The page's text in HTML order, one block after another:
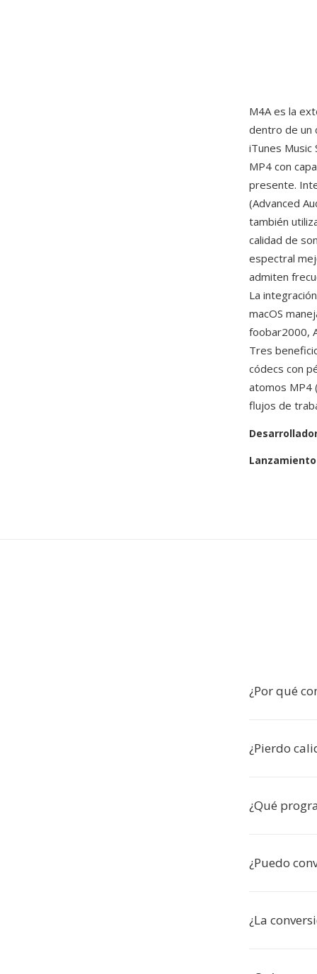
M4A es la
dentro de un
iTunes
MP4 con
presente.
(Advanced
también
calidad de
espectral
admiten
La
macOS
foobar2000,
Tres
códecs con
atomos MP4
flujos de
¿Por qué
¿Pierdo
¿Qué
¿Puedo
¿La